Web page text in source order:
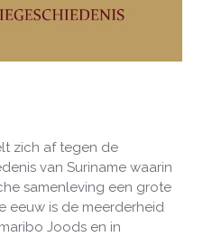
zich af tegen de
van Suriname waarin
samenleving een grote
eeuw is de meerderheid
Joods en in